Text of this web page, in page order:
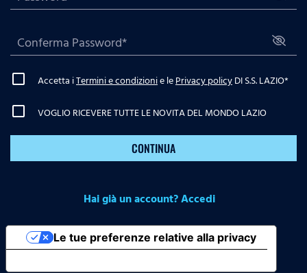
Accetta iTermini e condizionie lePrivacy policyDI S.S. LAZIO*
VOGLIO RICEVERE TUTTE LE NOVITA DEL MONDO LAZIO
CONTINUA
Hai già un account? Accedi
Le tue preferenze relative alla privacy